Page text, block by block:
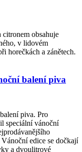
obsahuje
v lidovém
horečkách a zánětech.
balení piva
piva. Pro
speciální vánoční
edice se dočkají
a dvoulitrové